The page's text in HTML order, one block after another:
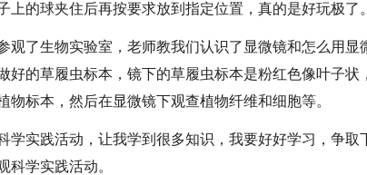
上的球夹住后再按要求放到指定位置，真的是好玩极了。
观了生物实验室，老师教我们认识了显微镜和怎么用显
好的草履虫标本，镜下的草履虫标本是粉红色像叶子状
物标本，然后在显微镜下观查植物纤维和细胞等。
学实践活动，让我学到很多知识，我要好好学习，争取
科学实践活动。